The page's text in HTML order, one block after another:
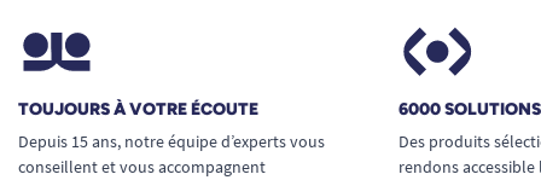
TOUJOURS À VOTRE ÉCOUTE
Depuis 15 ans, notre équipe d’experts vous
conseillent et vous accompagnent
6000
Des produits
rendons